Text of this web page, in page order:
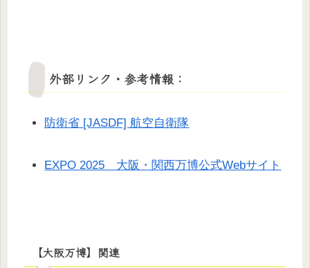
外部リンク・参考情報：
防衛省 [JASDF] 航空自衛隊
EXPO 2025 大阪・関西万博公式Webサイト
【大阪万博】関連